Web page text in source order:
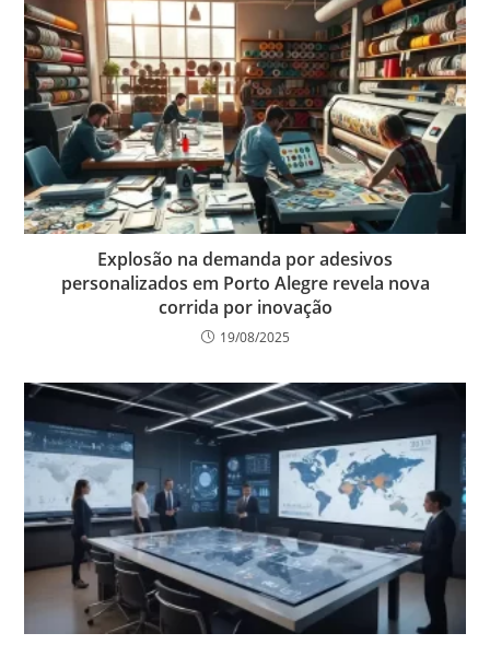
Explosão na demanda por adesivos
personalizados em Porto Alegre revela nova
corrida por inovação
19/08/2025